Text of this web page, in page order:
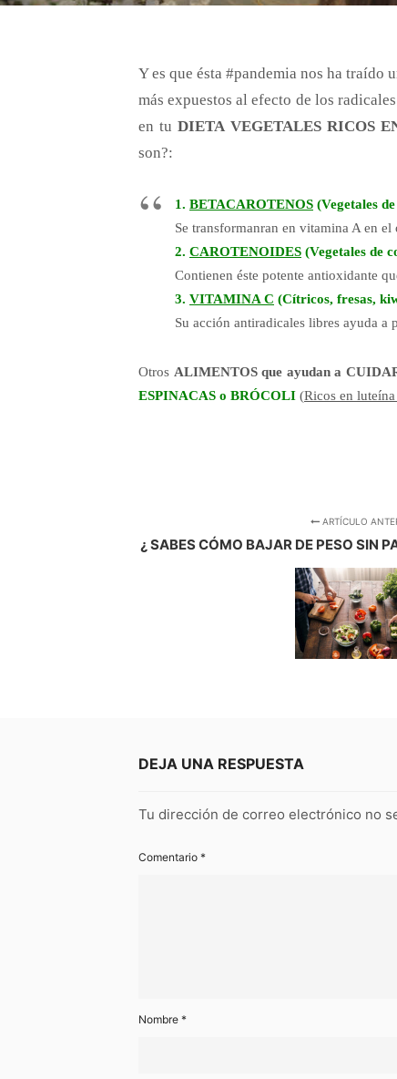
Y es que ésta #pandemia nos ha
más expuestos al efecto de los
en tuDIETA VEGETALES RICOS
son?:
1. BETACAROTENOS (Vegetales
Se transformanran en vitamina A en
2. CAROTENOIDES (Vegetales de
Contienen éste potente antioxidante
3. VITAMINA C (Cítricos, fresas,
Su acción antiradicales libres ayuda
Otros ALIMENTOS que ayudan a
ESPINACAS o BRÓCOLI (Ricos en
ARTÍCULO
¿ SABES CÓMO BAJAR DE PESO SIN
DEJA UNA RESPUESTA
Tu dirección de correo electrónico no
Comentario *
Nombre *